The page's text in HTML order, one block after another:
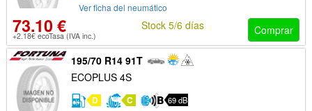
Ver ficha del neumático
73.10 €
+2.18€ ecoTasa (IVA inc.) Comprar
Stock 5/6 días
195/70 R14 91T
ECOPLUS 4S
D C 69 dB